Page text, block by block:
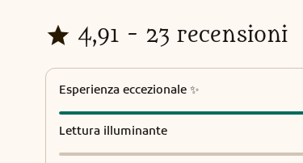
4,91 - 23 recensioni
Esperienza eccezionale ✨
Lettura illuminante